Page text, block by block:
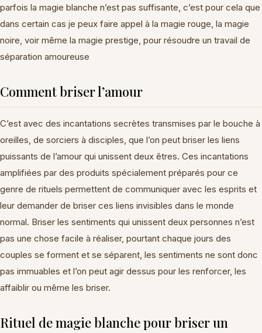
parfois la magie blanche n’est pas suffisante, c’est pour cela que
dans certain cas je peux faire appel à la magie rouge, la magie
noire, voir même la magie prestige, pour résoudre un travail de
séparation amoureuse
Comment briser l’amour
C’est avec des incantations secrètes transmises par le bouche à
oreilles, de sorciers à disciples, que l’on peut briser les liens
puissants de l’amour qui unissent deux êtres. Ces incantations
amplifiées par des produits spécialement préparés pour ce
genre de rituels permettent de communiquer avec les esprits et
leur demander de briser ces liens invisibles dans le monde
normal. Briser les sentiments qui unissent deux personnes n’est
pas une chose facile à réaliser, pourtant chaque jours des
couples se forment et se séparent, les sentiments ne sont donc
pas immuables et l’on peut agir dessus pour les renforcer, les
affaiblir ou même les briser.
Rituel de magie blanche pour briser un